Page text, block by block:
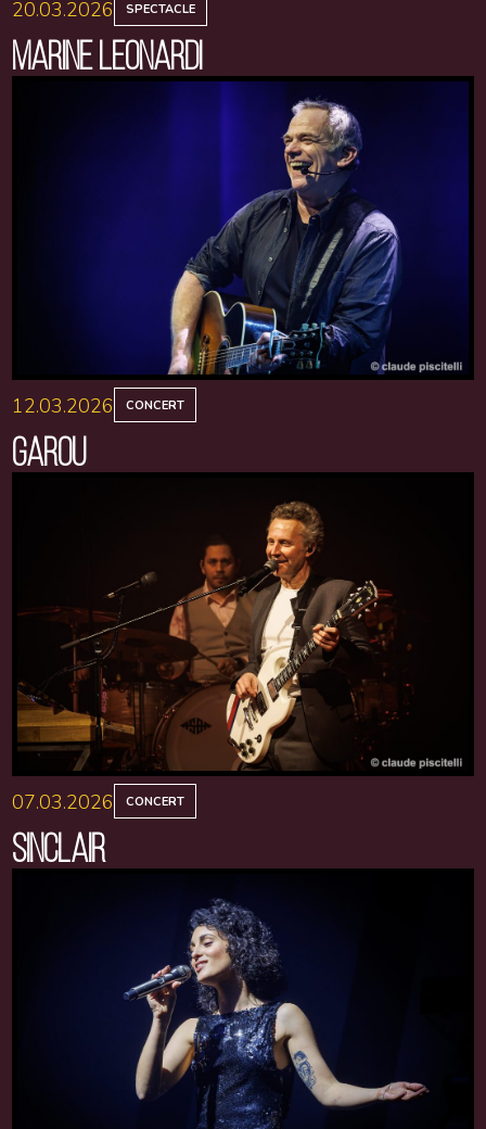
20.03.2026 SPECTACLE
MARINE LEONARDI
12.03.2026 CONCERT
GAROU
07.03.2026 CONCERT
SINCLAIR